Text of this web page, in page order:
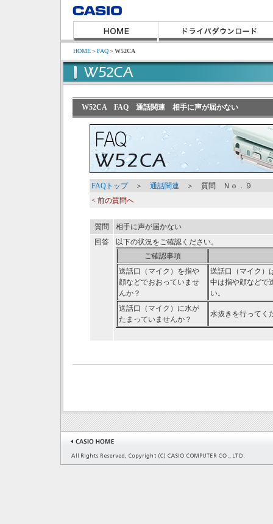
HOME＞FAQ＞W52CA
W52CA FAQ 通話関連 相手に声が届かない
FAQトップ＞ 通話関連 ＞ 質問 Ｎｏ．９
< 前の質問へ
質問
相手に声が届かない
回答
以下の状況をご確認ください。
ご確認事項
送話口（マイク）を指や
顔などでおおっていませ
んか？
送話口（マイク）
中は指や顔などで
い。
送話口（マイク）に水が
たまっていませんか？
水抜きを行ってく